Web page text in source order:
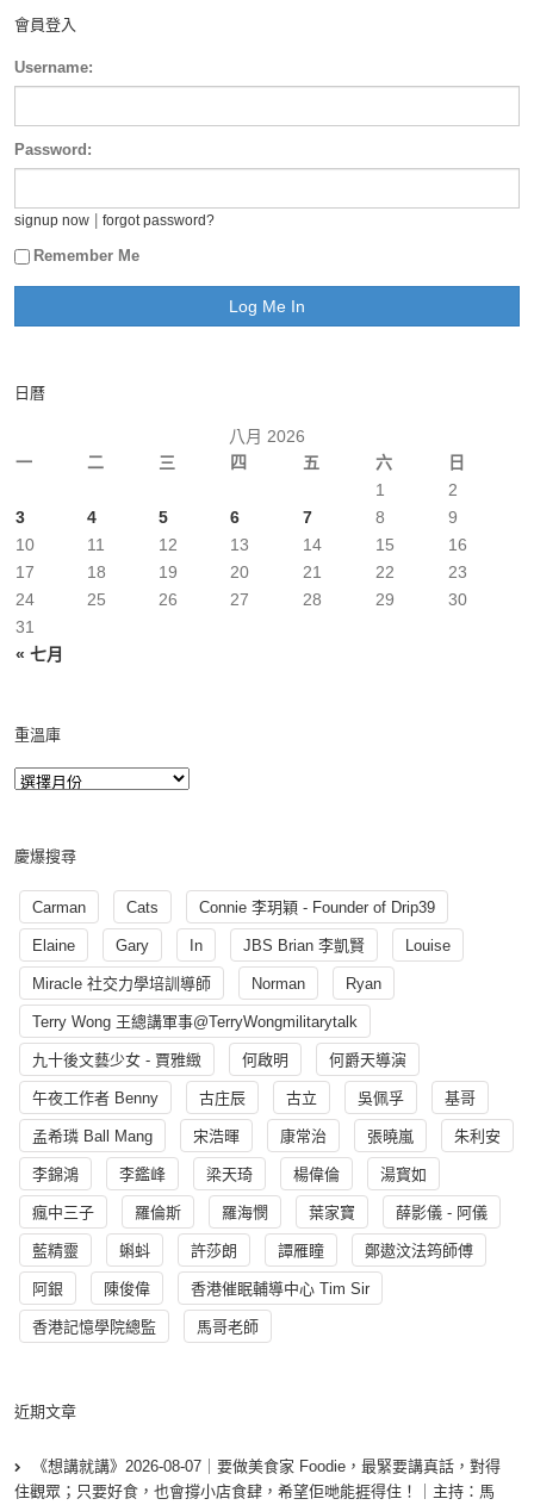
會員登入
Username:
Password:
signup now forgot password?
Remember Me
日曆
八月 2026
一
二 三 四 五 六 日
« 七月
1
2
3
4 5 6 7 8
9
10
11 12 13 14 15
16
17
18 19 20 21 22
23
24
25 26 27 28 29
30
31
重溫庫
慶爆搜尋
Carman Cats Connie 李玥穎 - Founder of Drip39
Elaine Gary In JBS Brian 李凱賢 Louise
Miracle 社交力學培訓導師 Norman Ryan
Terry Wong 王總講軍事@TerryWongmilitarytalk
九十後文藝少女 - 賈雅緻 何啟明 何爵天導演
午夜工作者 Benny 古庄辰 古立 吳佩孚 基哥
孟希璘 Ball Mang 宋浩暉 康常治 張曉嵐 朱利安
李錦鴻 李鑑峰 梁天琦 楊偉倫 湯寳如
瘋中三子 羅倫斯 羅海憫 葉家寶 薛影儀 - 阿儀
藍精靈 蝌蚪 許莎朗 譚雁瞳 鄭遨汶法筠師傅
阿銀 陳俊偉 香港催眠輔導中心 Tim Sir
香港記憶學院總監 馬哥老師
近期文章
《想講就講》2026-08-07｜要做美食家 Foodie，最緊要講真話，對得
住觀眾；只要好食，也會撐小店食肆，希望佢哋能捱得住！｜主持：馬